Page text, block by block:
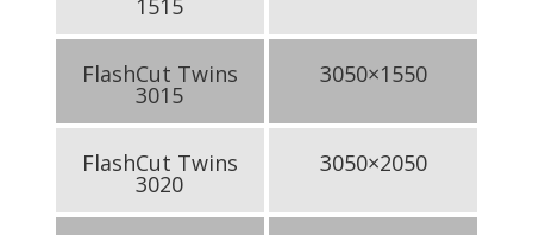
FlashCut Twins
3015
FlashCut Twins
3020
3050×1550
3050×2050